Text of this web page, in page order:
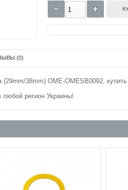
(0)
(29mm/38mm) OME-OMESB0092,
регион Украины!